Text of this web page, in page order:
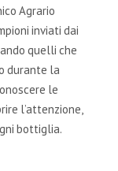
Agrario
inviati dai
quelli che
durante la
le
l’attenzione,
bottiglia.